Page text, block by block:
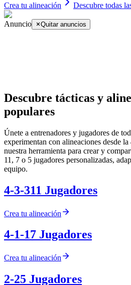
Crea tu alineación Descubre todas
Anuncio Quitar anuncios
Descubre tácticas y
populares
Únete a entrenadores y jugadores de
experimentan con alineaciones desde
nuestra herramienta para crear y
11, 7 o 5 jugadores personalizadas,
equipo.
4-3-311 Jugadores
Crea tu alineación
4-1-17 Jugadores
Crea tu alineación
2-25 Jugadores